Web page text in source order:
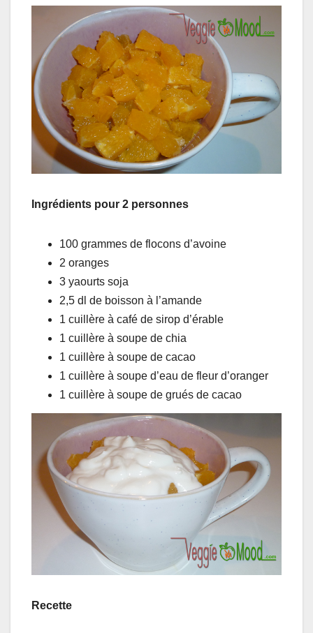
Ingrédients pour 2 personnes
100 grammes de flocons d’avoine
2 oranges
3 yaourts soja
2,5 dl de boisson à l’amande
1 cuillère à café de sirop d’érable
1 cuillère à soupe de chia
1 cuillère à soupe de cacao
1 cuillère à soupe d’eau de fleur d’oranger
1 cuillère à soupe de grués de cacao
Recette